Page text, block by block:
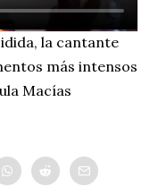
la cantante
más intensos
Macías